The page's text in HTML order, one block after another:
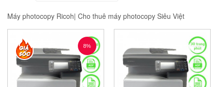
Máy photocopy Ricoh| Cho thuê máy photocopy Siêu Việt
8%